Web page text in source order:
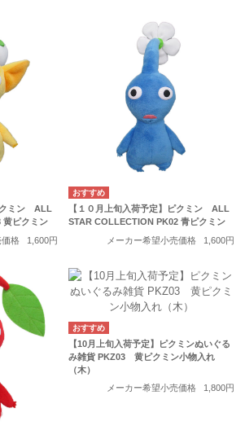
クミン ALL
黄ピクミン
価格
1,600円
【１０月上旬入荷予定】ピクミン ALL
STAR COLLECTION PK02 青ピクミン
メーカー希望小売価格
1,600円
【10月上旬入荷予定】ピクミンぬいぐる
み雑貨 PKZ03 黄ピクミン小物入れ
（木）
メーカー希望小売価格
1,800円